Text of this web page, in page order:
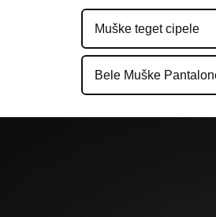
Muške teget cipele
Bele Muške